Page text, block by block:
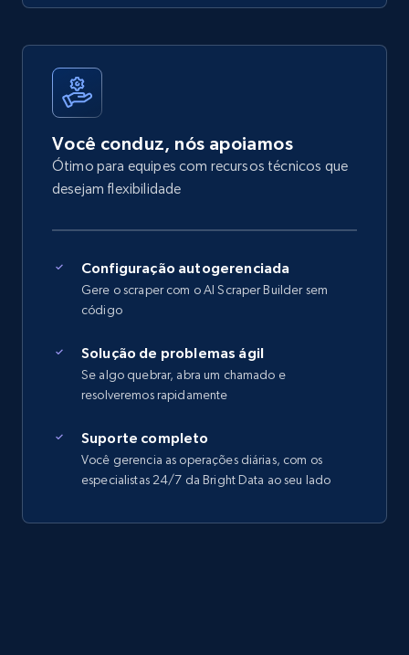
Você conduz, nós apoiamos
Ótimo para equipes com recursos técnicos que
desejam flexibilidade
Configuração autogerenciada
Gere o scraper com o AI Scraper Builder sem
código
Solução de problemas ágil
Se algo quebrar, abra um chamado e
resolveremos rapidamente
Suporte completo
Você gerencia as operações diárias, com os
especialistas 24/7 da Bright Data ao seu lado